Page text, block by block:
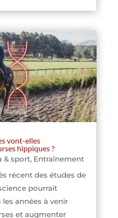
vont-elles
hippiques ?
& sport, Entraînement
récent des études de
pourrait
années à venir
et augmenter